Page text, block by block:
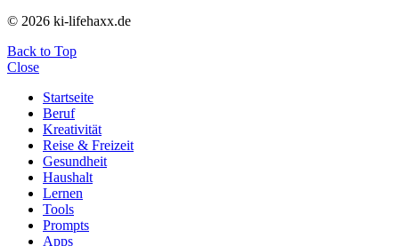
© 2026 ki-lifehaxx.de
Back to Top
Close
Startseite
Beruf
Kreativität
Reise & Freizeit
Gesundheit
Haushalt
Lernen
Tools
Prompts
Apps